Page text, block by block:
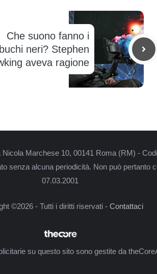
Che suono fanno i
buchi neri? Stephen
aveva ragione
Marchese 10, 00141 Roma (RM) -
senza alcuna periodicità. Non può pertanto
07.03.2001
©2026 - Tutti i diritti riservati - Contattaci
su questo sito sono gestite da